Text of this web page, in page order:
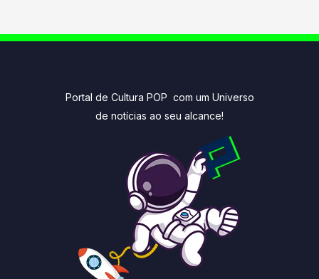
Portal de Cultura POP com um Universo
de notícias ao seu alcance!